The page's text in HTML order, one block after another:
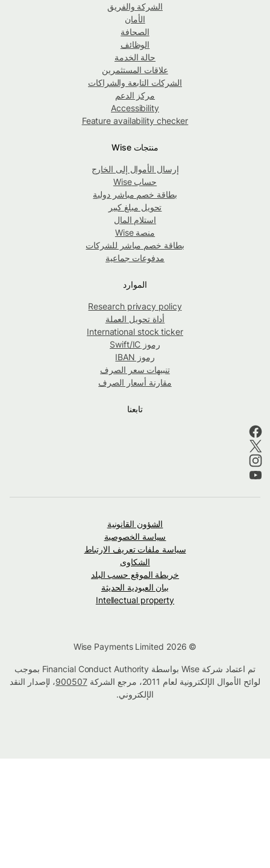
الشركة والفريق
الأمان
الصحافة
الوظائف
حالة الخدمة
علاقات المستثمرين
الشركات التابعة والشراكات
مركز الدعم
Accessibility
Feature availability checker
منتجات Wise
إرسال الأموال إلى الخارج
حساب Wise
بطاقة خصم مباشر دولية
تحويل مبلغ كبير
استلام المال
منصة Wise
بطاقة خصم مباشر للشركات
مدفوعات جماعية
الموارد
Research privacy policy
أداة تحويل العملة
International stock ticker
رموز Swift/IC
رموز IBAN
تنبيهات سعر الصرف
مقارنة أسعار الصرف
تابعنا
الشؤون القانونية
سياسة الخصوصية
سياسة ملفات تعريف الارتباط
الشكاوى
خريطة الموقع حسب البلد
بيان العبودية الحديثة
Intellectual property
تم اعتماد شركة Wise بواسطة Financial Conduct Authority بموجب
لوائح الأموال الإلكترونية لعام 2011، مرجع الشركة
900507، لإصدار النقد
الإلكتروني.